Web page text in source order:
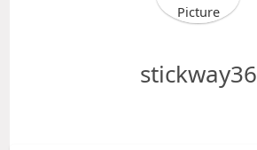
stickway36